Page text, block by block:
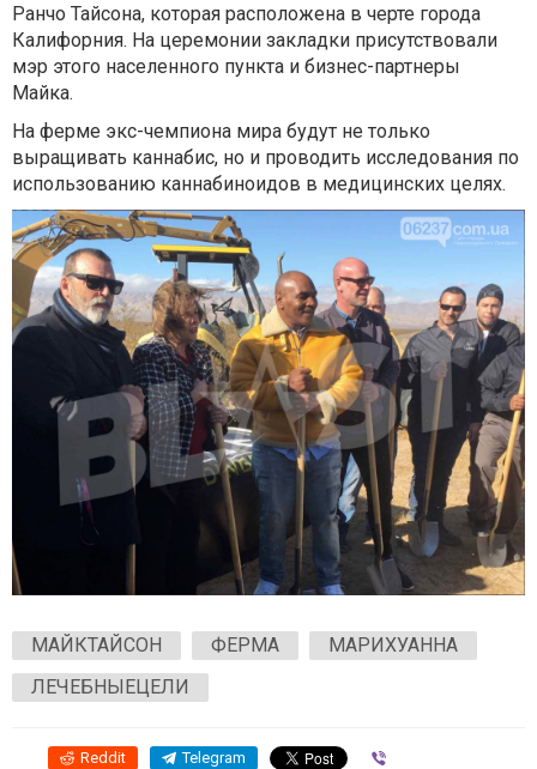
Ранчо Тайсона, которая расположена в черте города
Калифорния. На церемонии закладки присутствовали
мэр этого населенного пункта и бизнес-партнеры
Майка.
На ферме экс-чемпиона мира будут не только
выращивать каннабис, но и проводить исследования по
использованию каннабиноидов в медицинских целях.
МАЙКТАЙСОН ФЕРМА
МАРИХУАННА
ЛЕЧЕБНЫЕЦЕЛИ
Reddit Telegram